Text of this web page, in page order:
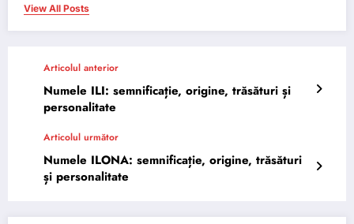
View All Posts
Articolul anterior
Numele ILI: semnificație, origine, trăsături și
personalitate
Articolul următor
Numele ILONA: semnificație, origine, trăsături
și personalitate